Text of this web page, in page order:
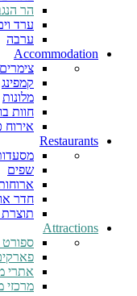
הר
ערד
ערבה
Accommodation
צימרים
קמפינג
מלונות
חוות
אירוח
Restaurants
שפים
חדר
Attractions
ספורט
אתרי
מרכזי